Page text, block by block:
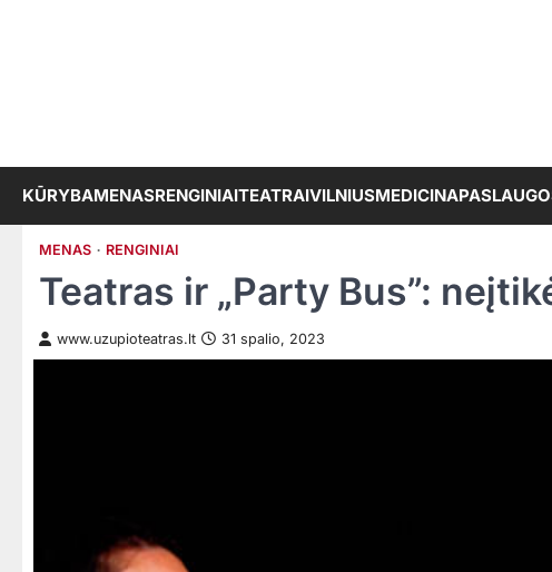
KŪRYBAMENASRENGINIAITEATRAIVILNIUSMEDICINA
MENAS RENGINIAI
Teatras ir „Party Bus”:
www.uzupioteatras.lt 31 spalio, 2023